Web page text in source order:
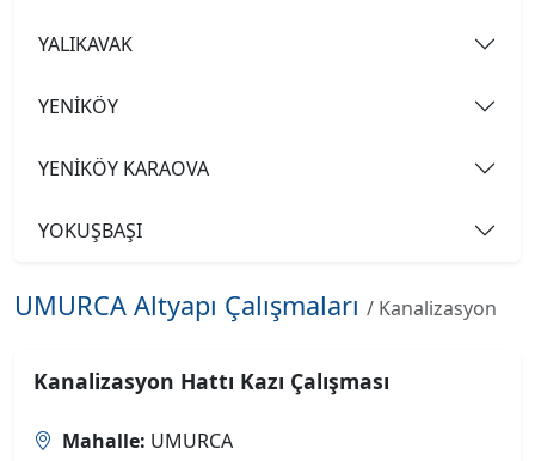
YALIKAVAK
YENİKÖY
YENİKÖY KARAOVA
YOKUŞBAŞI
UMURCA Altyapı Çalışmaları / Kanalizasyon
Kanalizasyon Hattı Kazı Çalışması
Mahalle: UMURCA